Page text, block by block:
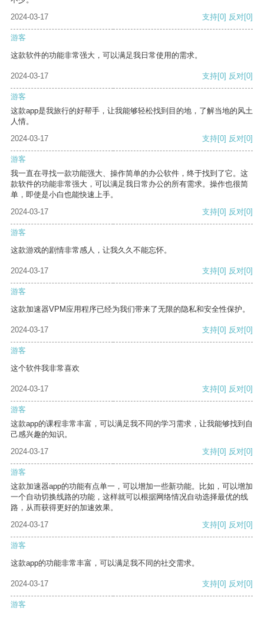
2024-03-17
支持[0] 反对[0]
游客
这款软件的功能非常强大，可以满足我日常使用的需求。
2024-03-17 支持[0] 反对[0]
游客
这款app是我旅行的好帮手，让我能够轻松找到目的地，了解当地的风土
人情。
2024-03-17
支持[0] 反对[0]
游客
我一直在寻找一款功能强大、操作简单的办公软件，终于找到了它。这
款软件的功能非常强大，可以满足我日常办公的所有需求。操作也很简
单，即使是小白也能快速上手。
2024-03-17
支持[0] 反对[0]
游客
这款游戏的剧情非常感人，让我久久不能忘怀。
2024-03-17 支持[0] 反对[0]
游客
这款加速器VPM应用程序已经为我们带来了无限的隐私和安全性保护。
2024-03-17 支持[0] 反对[0]
游客
这个软件我非常喜欢
2024-03-17 支持[0] 反对[0]
游客
这款app的课程非常丰富，可以满足我不同的学习需求，让我能够找到自
己感兴趣的知识。
2024-03-17
支持[0] 反对[0]
游客
这款加速器app的功能有点单一，可以增加一些新功能。比如，可以增加
一个自动切换线路的功能，这样就可以根据网络情况自动选择最优的线
路，从而获得更好的加速效果。
2024-03-17
支持[0] 反对[0]
游客
这款app的功能非常丰富，可以满足我不同的社交需求。
2024-03-17 支持[0] 反对[0]
游客